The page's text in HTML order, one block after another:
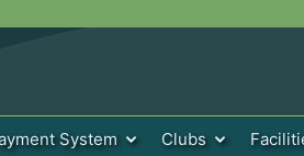
System Clubs